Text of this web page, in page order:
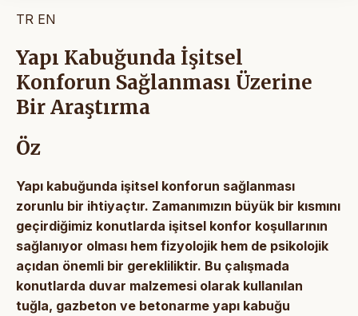
TR EN
Yapı Kabuğunda İşitsel
Konforun Sağlanması Üzerine
Bir Araştırma
Öz
Yapı kabuğunda işitsel konforun sağlanması
zorunlu bir ihtiyaçtır. Zamanımızın büyük bir kısmını
geçirdiğimiz konutlarda işitsel konfor koşullarının
sağlanıyor olması hem fizyolojik hem de psikolojik
açıdan önemli bir gerekliliktir. Bu çalışmada
konutlarda duvar malzemesi olarak kullanılan
tuğla, gazbeton ve betonarme yapı kabuğu